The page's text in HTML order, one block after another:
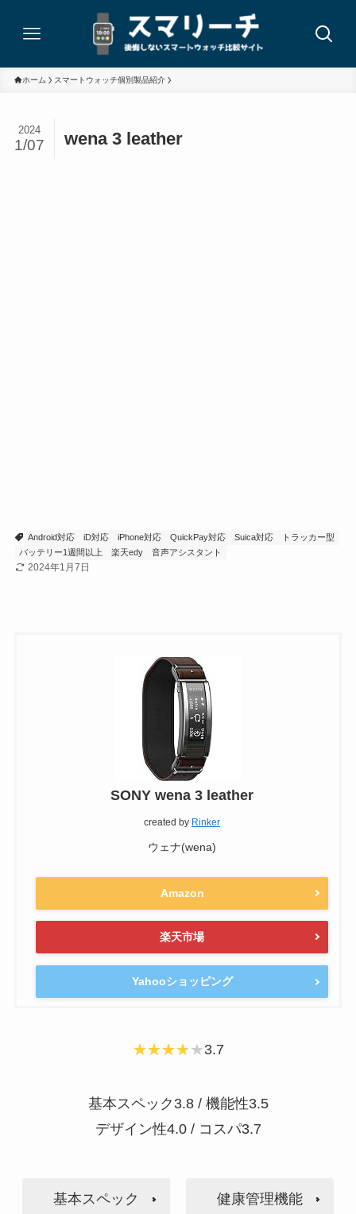
ホーム スマートウォッチ個別製品紹介
wena 3 leather
2024
1/07
Android対応 iD対応 iPhone対応 QuickPay対応 Suica対応
トラッカー型
バッテリー1週間以上
楽天edy 音声アシスタント
2024年1月7日
SONY wena 3 leather
created by Rinker
ウェナ(wena)
Amazon
楽天市場
Yahooショッピング
3.7
基本スペック3.8 / 機能性3.5
デザイン性4.0 / コスパ3.7
基本スペック 健康管理機能